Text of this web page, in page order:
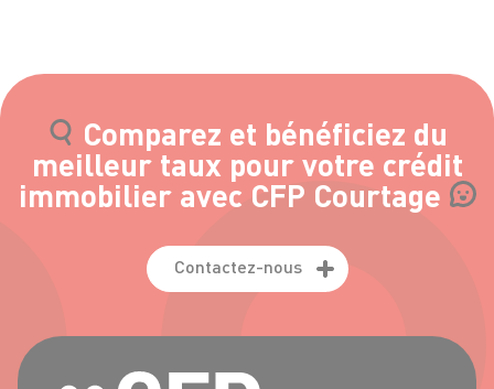
Comparez et bénéficiez du
meilleur taux pour votre crédit
immobilier avec CFP Courtage
Contactez-nous